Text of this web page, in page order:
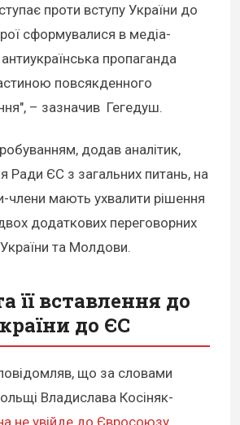
проти вступу України до
сформувалися в медіа-
пропаганда
повсякденного
– зазначив Гегедуш.
додав аналітик,
Ради ЄС з загальних питань, на
члени мають ухвалити рішення
додаткових переговорних
та Молдови.
її вставлення до
до ЄС
що за словами
Владислава Косіняк-
не увійде до Євросоюзу